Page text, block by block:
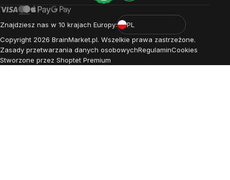
Znajdziesz nas w 10 krajach Europy:
PL
Copyright 2026 BrainMarket.pl. Wszelkie prawa zastrzeżone.
Zasady przetwarzania danych osobowychRegulaminCookies
Stworzone przez Shoptet Premium